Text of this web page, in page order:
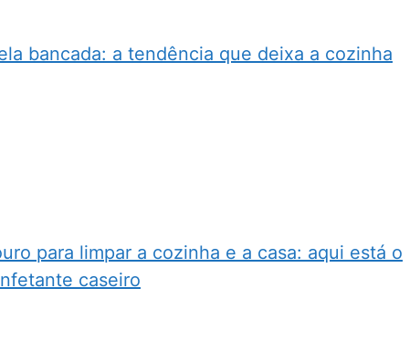
bancada: a tendência que deixa a cozinha
para limpar a cozinha e a casa: aqui está o
caseiro